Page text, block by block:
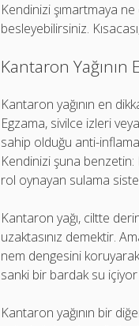
Kendinizi şımartmaya
besleyebilirsiniz.
Kantaron Yağının
Kantaron yağının en
Egzama, sivilce izleri
sahip olduğu anti-
Kendinizi şuna
rol oynayan sulama
Kantaron yağı, ciltte
uzaktasınız demektir.
nem dengesini
sanki bir bardak su içiyor
Kantaron yağının bir